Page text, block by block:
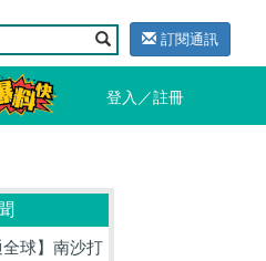
訂閱通訊
登入／註冊
全球】南沙打